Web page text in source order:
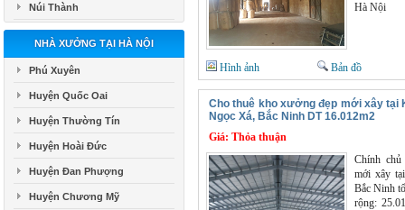
Núi Thành
NHÀ XƯỞNG TẠI HÀ NỘI
Phú Xuyên
Huyện Quốc Oai
Huyện Thường Tín
Huyện Hoài Đức
Huyện Đan Phượng
Huyện Chương Mỹ
Hà Nội
Hình ảnh Bản đồ
Cho thuê kho xưởng đẹp mới xây tại
Ngọc Xá, Bắc Ninh DT 16.012m2
Giá: Thỏa thuận
Chính
mới xây
Bắc Ninh
rộng: